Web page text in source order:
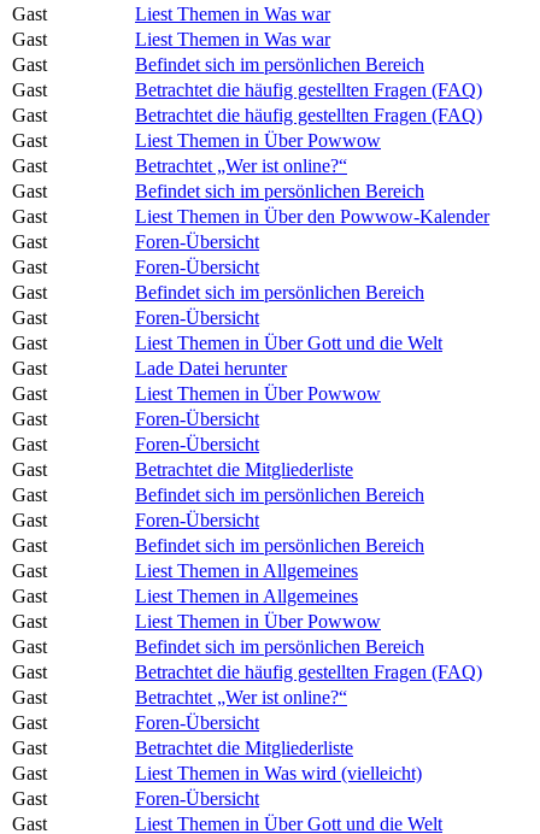
Gast
Liest Themen in Was war
Gast
Liest Themen in Was war
Gast
Befindet sich im persönlichen Bereich
Gast
Betrachtet die häufig gestellten Fragen (FAQ)
Gast
Betrachtet die häufig gestellten Fragen (FAQ)
Gast
Liest Themen in Über Powwow
Gast
Betrachtet „Wer ist online?“
Gast
Befindet sich im persönlichen Bereich
Gast
Liest Themen in Über den Powwow-Kalender
Gast
Foren-Übersicht
Gast
Foren-Übersicht
Gast
Befindet sich im persönlichen Bereich
Gast
Foren-Übersicht
Gast
Liest Themen in Über Gott und die Welt
Gast
Lade Datei herunter
Gast
Liest Themen in Über Powwow
Gast
Foren-Übersicht
Gast
Foren-Übersicht
Gast
Betrachtet die Mitgliederliste
Gast
Befindet sich im persönlichen Bereich
Gast
Foren-Übersicht
Gast
Befindet sich im persönlichen Bereich
Gast
Liest Themen in Allgemeines
Gast
Liest Themen in Allgemeines
Gast
Liest Themen in Über Powwow
Gast
Befindet sich im persönlichen Bereich
Gast
Betrachtet die häufig gestellten Fragen (FAQ)
Gast
Betrachtet „Wer ist online?“
Gast
Foren-Übersicht
Gast
Betrachtet die Mitgliederliste
Gast
Liest Themen in Was wird (vielleicht)
Gast
Foren-Übersicht
Gast
Liest Themen in Über Gott und die Welt